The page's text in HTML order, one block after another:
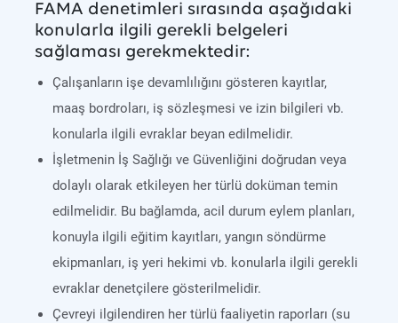
FAMA denetimleri sırasında aşağıdaki
konularla ilgili gerekli belgeleri
sağlaması gerekmektedir:
Çalışanların işe devamlılığını gösteren kayıtlar,
maaş bordroları, iş sözleşmesi ve izin bilgileri vb.
konularla ilgili evraklar beyan edilmelidir.
İşletmenin İş Sağlığı ve Güvenliğini doğrudan veya
dolaylı olarak etkileyen her türlü doküman temin
edilmelidir. Bu bağlamda, acil durum eylem planları,
konuyla ilgili eğitim kayıtları, yangın söndürme
ekipmanları, iş yeri hekimi vb. konularla ilgili gerekli
evraklar denetçilere gösterilmelidir.
Çevreyi ilgilendiren her türlü faaliyetin raporları (su